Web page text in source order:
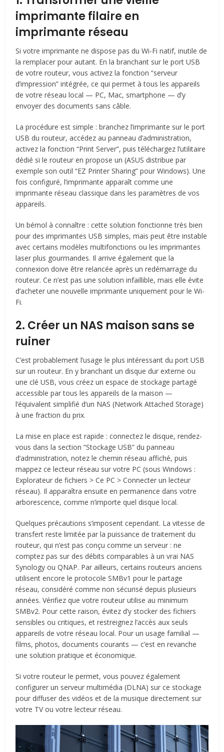
imprimante filaire en
imprimante réseau
Si votre imprimante ne dispose pas du Wi-Fi natif, inutile de
la remplacer pour autant. En la branchant sur le port USB
de votre routeur, vous activez la fonction “serveur
d’impression” intégrée, ce qui permet à tous les appareils
de votre réseau local — PC, Mac, smartphone — d’y
envoyer des documents sans câble.
La procédure est simple : branchez l’imprimante sur le port
USB du routeur, accédez au panneau d’administration,
activez la fonction “Print Server”, puis téléchargez l’utilitaire
dédié si le routeur en propose un (ASUS distribue par
exemple son outil “EZ Printer Sharing” pour Windows). Une
fois configuré, l’imprimante apparaît comme une
imprimante réseau classique dans les paramètres de vos
appareils.
Un bémol à connaître : cette solution fonctionne très bien
pour des imprimantes USB simples, mais peut être instable
avec certains modèles multifonctions ou les imprimantes
laser plus gourmandes. Il arrive également que la
connexion doive être relancée après un redémarrage du
routeur. Ce n’est pas une solution infaillible, mais elle évite
d’acheter une nouvelle imprimante uniquement pour le Wi-
Fi.
2. Créer un NAS maison sans se
ruiner
C’est probablement l’usage le plus intéressant du port USB
sur un routeur. En y branchant un disque dur externe ou
une clé USB, vous créez un espace de stockage partagé
accessible par tous les appareils de la maison —
l’équivalent simplifié d’un NAS (Network Attached Storage)
à une fraction du prix.
La mise en place est rapide : connectez le disque, rendez-
vous dans la section “Stockage USB” du panneau
d’administration, notez le chemin réseau affiché, puis
mappez ce lecteur réseau sur votre PC (sous Windows :
Explorateur de fichiers > Ce PC > Connecter un lecteur
réseau). Il apparaîtra ensuite en permanence dans votre
arborescence, comme n’importe quel disque local.
Quelques précautions s’imposent cependant. La vitesse de
transfert reste limitée par la puissance de traitement du
routeur, qui n’est pas conçu comme un serveur : ne
comptez pas sur des débits comparables à un vrai NAS
Synology ou QNAP. Par ailleurs, certains routeurs anciens
utilisent encore le protocole SMBv1 pour le partage
réseau, considéré comme non sécurisé depuis plusieurs
années. Vérifiez que votre routeur utilise au minimum
SMBv2. Pour cette raison, évitez d’y stocker des fichiers
sensibles ou critiques, et restreignez l’accès aux seuls
appareils de votre réseau local. Pour un usage familial —
films, photos, documents courants — c’est en revanche
une solution pratique et économique.
Si votre routeur le permet, vous pouvez également
configurer un serveur multimédia (DLNA) sur ce stockage
pour diffuser des vidéos et de la musique directement sur
votre TV ou votre lecteur réseau.